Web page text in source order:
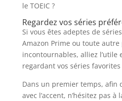
le TOEIC ?
Regardez vos séries
Si vous êtes adeptes de
Amazon Prime ou toute
incontournables, alliez l’utile
regardant vos séries
Dans un premier temps, afin
avec l’accent, n’hésitez pas